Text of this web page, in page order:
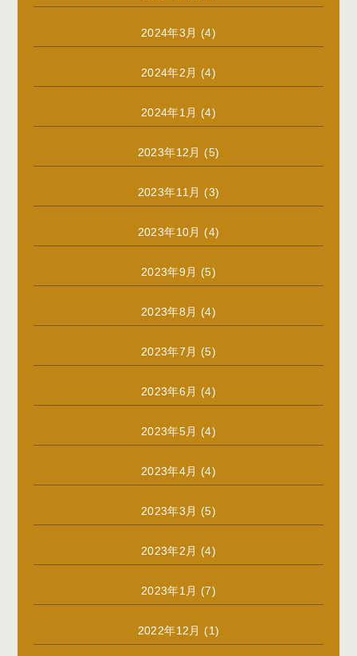
2024年3月 (4)
2024年2月 (4)
2024年1月 (4)
2023年12月 (5)
2023年11月 (3)
2023年10月 (4)
2023年9月 (5)
2023年8月 (4)
2023年7月 (5)
2023年6月 (4)
2023年5月 (4)
2023年4月 (4)
2023年3月 (5)
2023年2月 (4)
2023年1月 (7)
2022年12月 (1)